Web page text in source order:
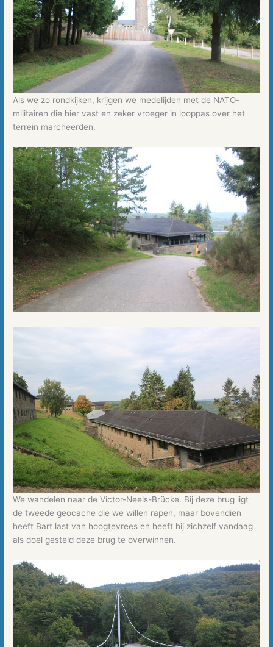
Als we zo rondkijken, krijgen we medelijden met de NATO-
militairen die hier vast en zeker vroeger in looppas over het
terrein marcheerden.
We wandelen naar de Victor-Neels-Brücke. Bij deze brug ligt
de tweede geocache die we willen rapen, maar bovendien
heeft Bart last van hoogtevrees en heeft hij zichzelf vandaag
als doel gesteld deze brug te overwinnen.